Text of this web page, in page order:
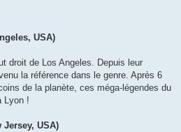
USA)
droit de Los Angeles. Depuis leur
la référence dans le genre. Après 6
de la planète, ces méga-légendes du
Lyon !
Jersey, USA)